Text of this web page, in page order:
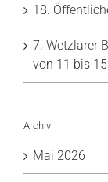
18.
7. Wetzlarer
von 11 bis
Archiv
Mai 2026